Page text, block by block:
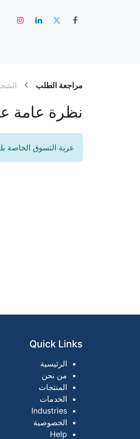
مراجعة الطلب
نظرة عامة
عربة التسوق الخاصة
Quick Links
الرئيسية
من نحن
المنتجات
الخدمات
Industries
الخصوصية
Help